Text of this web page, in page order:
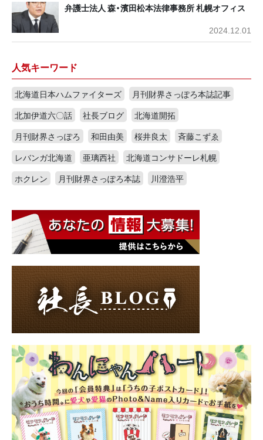
弁護士法人 森・濱田松本法律事務所 札幌オフィス
2024.12.01
人気キーワード
北海道日本ハムファイターズ
月刊財界さっぽろ本誌記事
北加伊道六〇話
社長ブログ
北海道開拓
月刊財界さっぽろ
和田由美 桜井良太
斉藤こずゑ
レバンガ北海道
亜璃西社
北海道コンサドーレ札幌
ホクレン
月刊財界さっぽろ本誌 川澄浩平